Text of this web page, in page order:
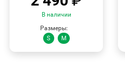
В наличии
Размеры:
S
M